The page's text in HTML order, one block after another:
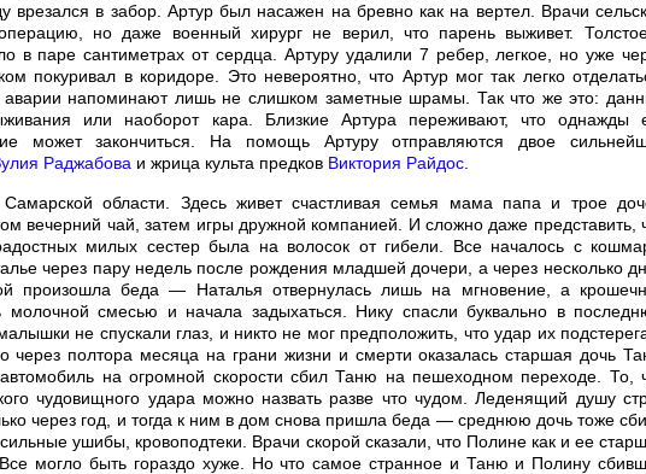
врезался в забор. Артур был насажен на бревно как на вертел. Врачи
но даже военный хирург не верил, что парень выживет.
в паре сантиметрах от сердца. Артуру удалили 7 ребер, легкое, но уже
покуривал в коридоре. Это невероятно, что Артур мог так легко
напоминают лишь не слишком заметные шрамы. Так что же это:
или наоборот кара. Близкие Артура переживают, что однажды
может закончиться. На помощь Артуру отправляются двое
Раджабова и жрица культа предков Виктория Райдос
области. Здесь живет счастливая семья мама папа и трое
вечерний чай, затем игры дружной компанией. И сложно даже представить,
милых сестер была на волосок от гибели. Все началось с
через пару недель после рождения младшей дочери, а через несколько
произошла беда — Наталья отвернулась лишь на мгновение, а
молочной смесью и начала задыхаться. Нику спасли буквально в
не спускали глаз, и никто не мог предположить, что удар их
через полтора месяца на грани жизни и смерти оказалась старшая дочь
на огромной скорости сбил Таню на пешеходном переходе. То,
чудовищного удара можно назвать разве что чудом. Леденящий душу
через год, и тогда к ним в дом снова пришла беда — среднюю дочь тоже
ушибы, кровоподтеки. Врачи скорой сказали, что Полине как и ее
могло быть гораздо хуже. Но что самое странное и Таню и Полину